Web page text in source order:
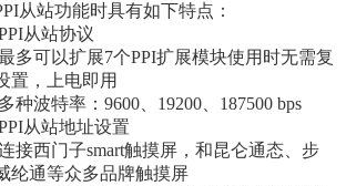
从站功能时具有如下特点：
从站协议
多可以扩展7个PPI扩展模块使用时无需复
置，上电即用
种波特率：9600、19200、187500 bps
从站地址设置
接西门子smart触摸屏，和昆仑通态、步
纶通等众多品牌触摸屏